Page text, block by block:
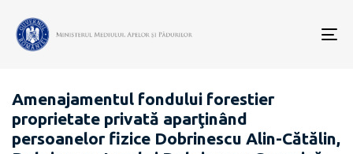
EVALUARE DE MEDIU PENTRU STRATEGII / PLANURI /
Amenajamentul fondului forestier
proprietate privată aparţinând
persoanelor fizice Dobrinescu Alin-Cătălin,
publicării: